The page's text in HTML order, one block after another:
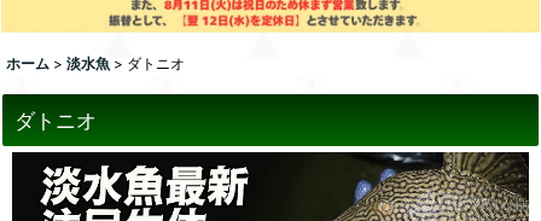
ホーム > 淡水魚 > ダトニオ
ダトニオ